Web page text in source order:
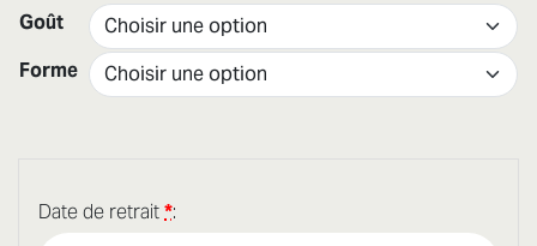
Goût
Forme
Date de retrait*: